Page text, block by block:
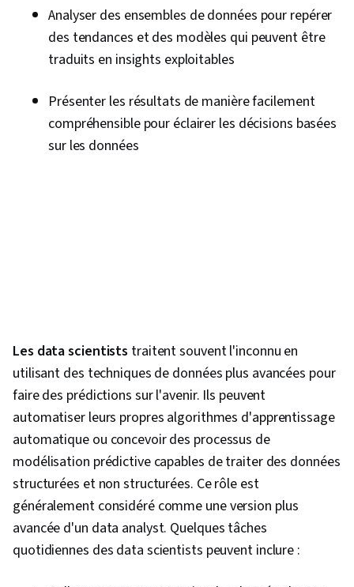
rapide, Google Gemini, IA générative, Tableau
de bord, Gestion des parties prenantes,
Recherche quantitative, Analyse, Résolution de
de communication, Engagement des parties
prenantes, Analyse de l'activité, Création de
tableaux de bord, Lignes directrices sur
l'IA, Tableaux croisés dynamiques et
graphiques, Formules Excel, Langages de
requête, Compilation des données, Intégration
des données, Gestion des bases de données,
Analyser des ensembles de données pour repérer
des tendances et des modèles qui peuvent être
traduits en insights exploitables
Présenter les résultats de manière facilement
compréhensible pour éclairer les décisions basées
sur les données
Les data scientists traitent souvent l'inconnu en
utilisant des techniques de données plus avancées pour
faire des prédictions sur l'avenir. Ils peuvent
automatiser leurs propres algorithmes d'apprentissage
automatique ou concevoir des processus de
modélisation prédictive capables de traiter des données
structurées et non structurées. Ce rôle est
généralement considéré comme une version plus
avancée d'un data analyst. Quelques tâches
quotidiennes des data scientists peuvent inclure :